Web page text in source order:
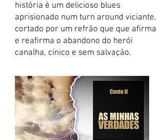
história é um delicioso blues
aprisionado num turn around viciante,
cortado por um refrão que que afirma
e reafirma o abandono do herói
canalha, cínico e sem salvação.